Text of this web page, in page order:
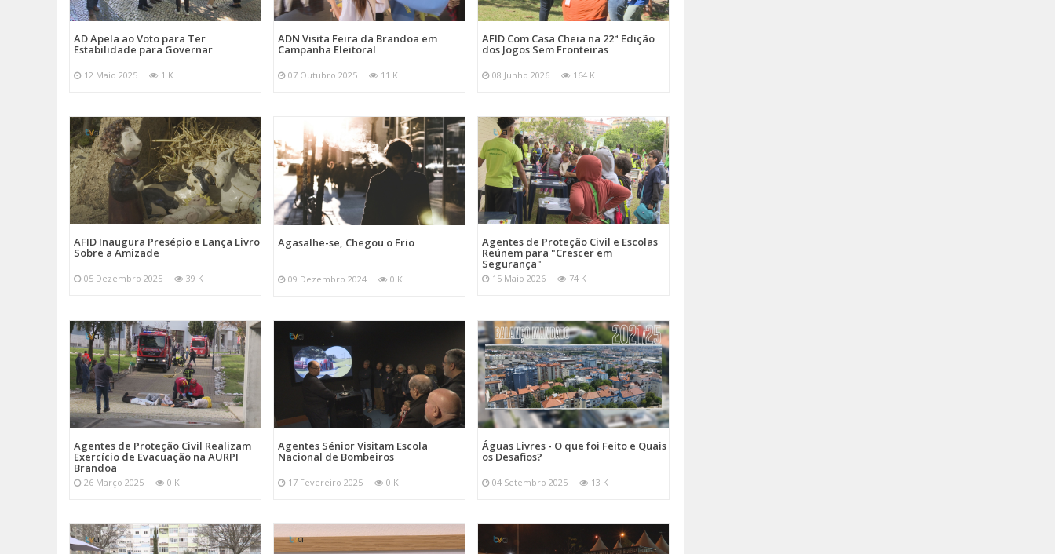
AD Apela ao Voto para Ter
Estabilidade para Governar
12 Maio 2025 1 K
ADN Visita Feira da Brandoa em
Campanha Eleitoral
07 Outubro 2025 11 K
AFID Com Casa Cheia na 22ª Edição
dos Jogos Sem Fronteiras
08 Junho 2026 164 K
AFID Inaugura Presépio e Lança Livro
Sobre a Amizade
05 Dezembro 2025 39 K
Agasalhe-se, Chegou o Frio
09 Dezembro 2024 0 K
Agentes de Proteção Civil e Escolas
Reúnem para "Crescer em
Segurança"
15 Maio 2026 74 K
Agentes de Proteção Civil Realizam
Exercício de Evacuação na AURPI
Brandoa
26 Março 2025 0 K
Agentes Sénior Visitam Escola
Nacional de Bombeiros
17 Fevereiro 2025 0 K
Águas Livres - O que foi Feito e Quais
os Desafios?
04 Setembro 2025 13 K